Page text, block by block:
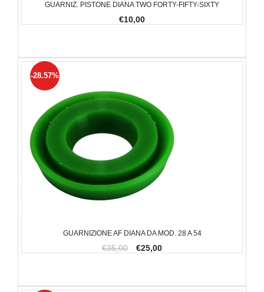
GUARNIZ. PISTONE DIANA TWO FORTY-FIFTY-SIXTY
€10,00
GUARNIZIONE AF DIANA DA MOD. 28 A 54
€35,00 €25,00
-28.57%